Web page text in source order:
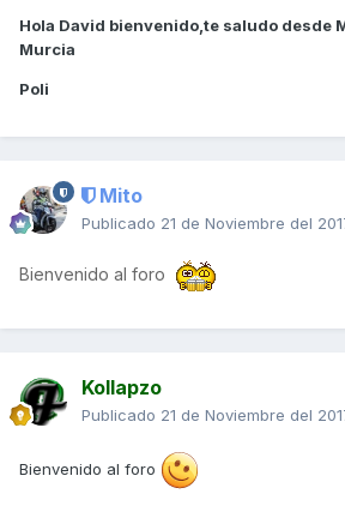
Hola David bienvenido,te saludo desde
Murcia
Poli
Mito
Publicado 21 de Noviembre del
Bienvenido al foro
Kollapzo
Publicado 21 de Noviembre del
Bienvenido al foro